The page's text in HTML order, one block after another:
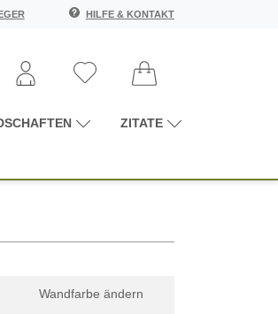
HILFE & KONTAKT
ZITATE
Wandfarbe ändern